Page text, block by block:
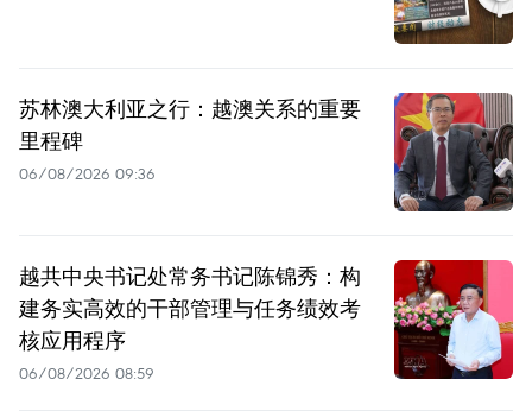
苏林澳大利亚之行：越澳关系的重要
里程碑
06/08/2026 09:36
越共中央书记处常务书记陈锦秀：构
建务实高效的干部管理与任务绩效考
核应用程序
06/08/2026 08:59